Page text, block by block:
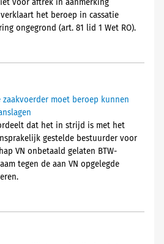
voor aftrek in aanmerking
verklaart het beroep in cassatie
ongegrond (art. 81 lid 1 Wet RO).
moet beroep kunnen
dat het in strijd is met het
gestelde bestuurder voor
VN onbetaald gelaten BTW-
tegen de aan VN opgelegde